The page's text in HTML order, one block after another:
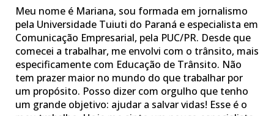
Meu nome é Mariana, sou formada em jornalismo
pela Universidade Tuiuti do Paraná e especialista em
Comunicação Empresarial, pela PUC/PR. Desde que
comecei a trabalhar, me envolvi com o trânsito, mais
especificamente com Educação de Trânsito. Não
tem prazer maior no mundo do que trabalhar por
um propósito. Posso dizer com orgulho que tenho
um grande objetivo: ajudar a salvar vidas! Esse é o